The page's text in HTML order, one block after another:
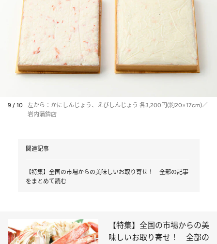
9 / 10
左から：かにしんじょう、えびしんじょう 各3,200円(約20×17cm)／
岩内蒲鉾店
関連記事
【特集】全国の市場からの美味しいお取り寄せ！ 全部の記事
をまとめて読む
【特集】全国の市場からの美
味しいお取り寄せ！ 全部の